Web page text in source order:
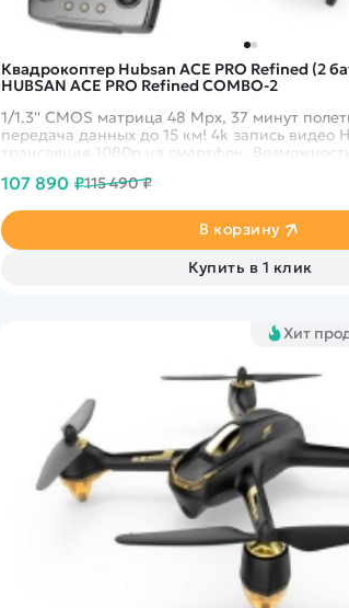
Квадрокоптер Hubsan ACE PRO Refined (2
HUBSAN ACE PRO Refined COMBO-2
1/1.3'' CMOS матрица 48 Mpx, 37 минут
передача данных до 15 км! 4k запись видео
трансляция 1080p на смартфон.
107 890 ₽115 490 ₽
В корзину
Купить в 1 клик
Хит